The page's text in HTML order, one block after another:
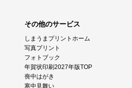
その他のサービス
しまうまプリントホーム
写真プリント
フォトブック
年賀状印刷2027年版TOP
喪中はがき
寒中見舞い